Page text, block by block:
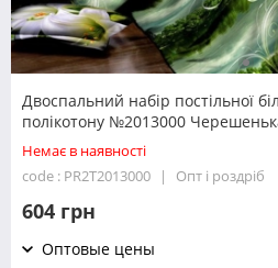
Двоспальний набір постільної
полікотону №2013000
Немає в наявності
code : PR2T2013000
Опт і роздріб
604 грн
Оптовые цены